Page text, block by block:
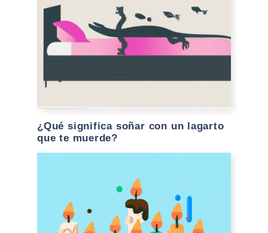
¿Qué significa soñar con un lagarto
que te muerde?